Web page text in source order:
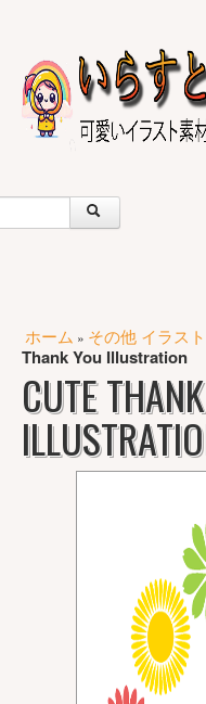
ホーム » その他 イラスト
Thank You Illustration
CUTE